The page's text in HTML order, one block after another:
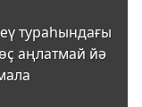
тураһындағы
аңлатмай йә